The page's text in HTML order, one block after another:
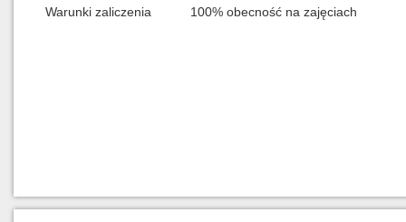
Warunki zaliczenia
100% obecność na zajęciach